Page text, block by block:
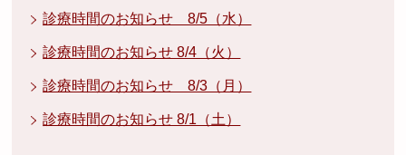
診療時間のお知らせ 8/5（水）
診療時間のお知らせ 8/4（火）
診療時間のお知らせ 8/3（月）
診療時間のお知らせ 8/1（土）